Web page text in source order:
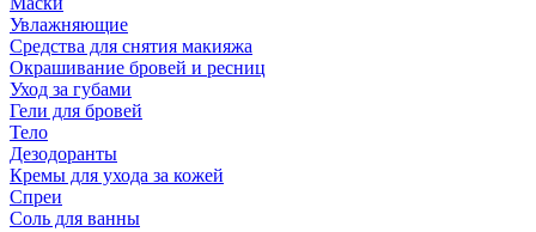
Увлажняющие
Средства для снятия макияжа
Окрашивание бровей и ресниц
Уход за губами
Гели для бровей
Тело
Дезодоранты
Кремы для ухода за кожей
Спреи
Соль для ванны